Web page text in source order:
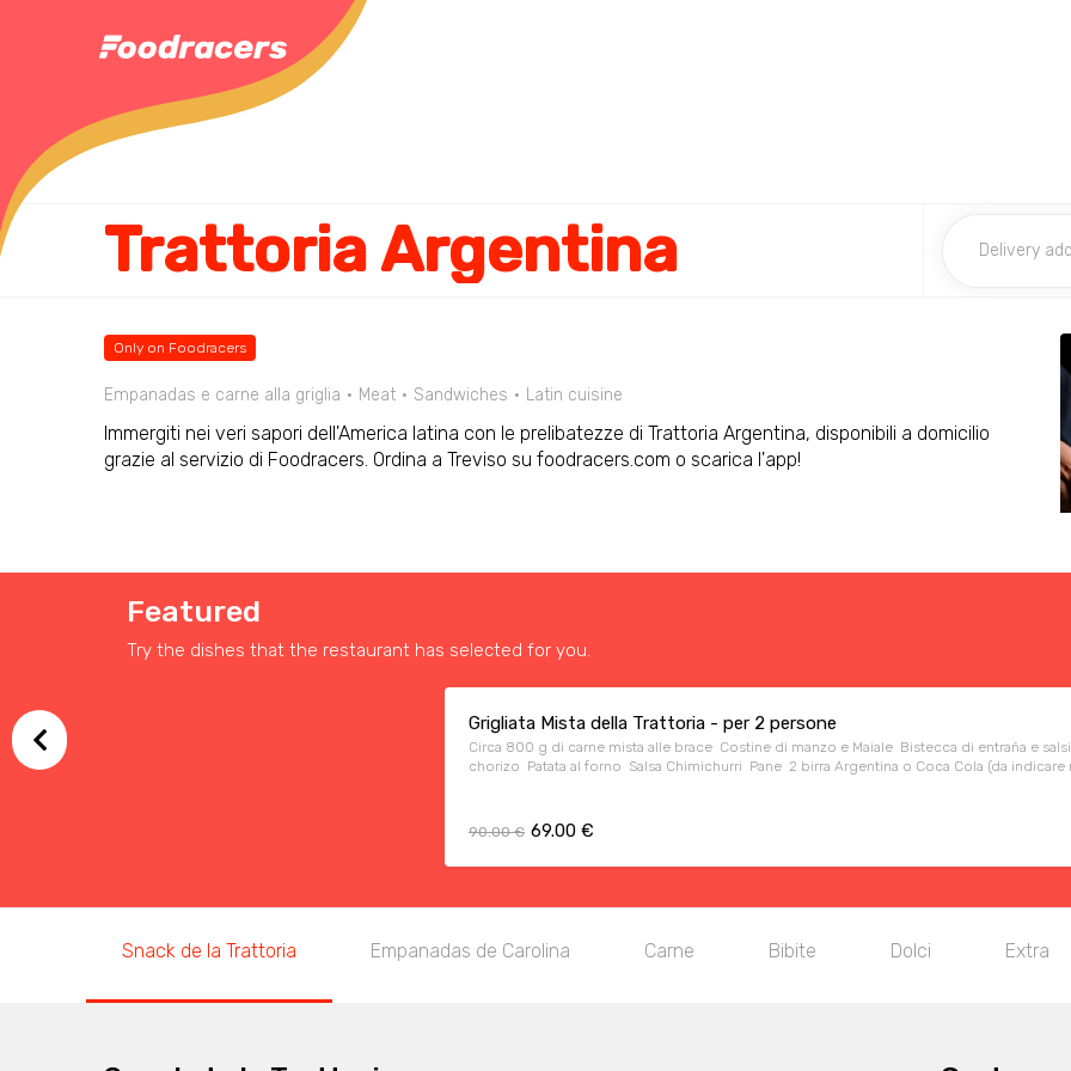
Trattoria Argentina
Only on Foodracers
Empanadas e carne alla griglia Meat Sandwiches Latin cuisine
Immergiti nei veri sapori dell'America latina con le prelibatezze di Trattoria Argentina, disponibili a domicilio
grazie al servizio di Foodracers. Ordina a Treviso su foodracers.com o scarica l'app!
Featured
Try the dishes that the restaurant has selected for you.
Grigliata Mista della Trattoria - per 2 persone
Circa 800 g di carne mista alle brace Costine di manzo e Maiale Bistecca di entraña e
chorizo Patata al forno Salsa Chimichurri Pane 2 birra Argentina o Coca Cola (da indicare
90.00 € 69.00 €
Snack de la Trattoria Empanadas de Carolina Carne Bibite Dolci Extra